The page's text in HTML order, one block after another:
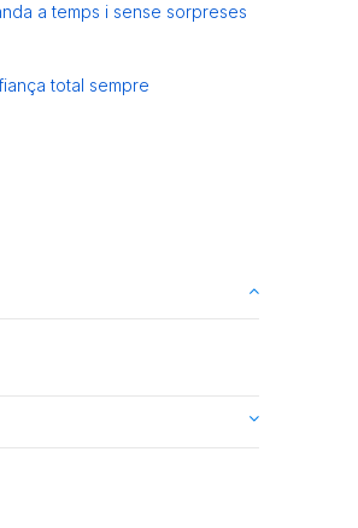
a temps i sense sorpreses
total sempre